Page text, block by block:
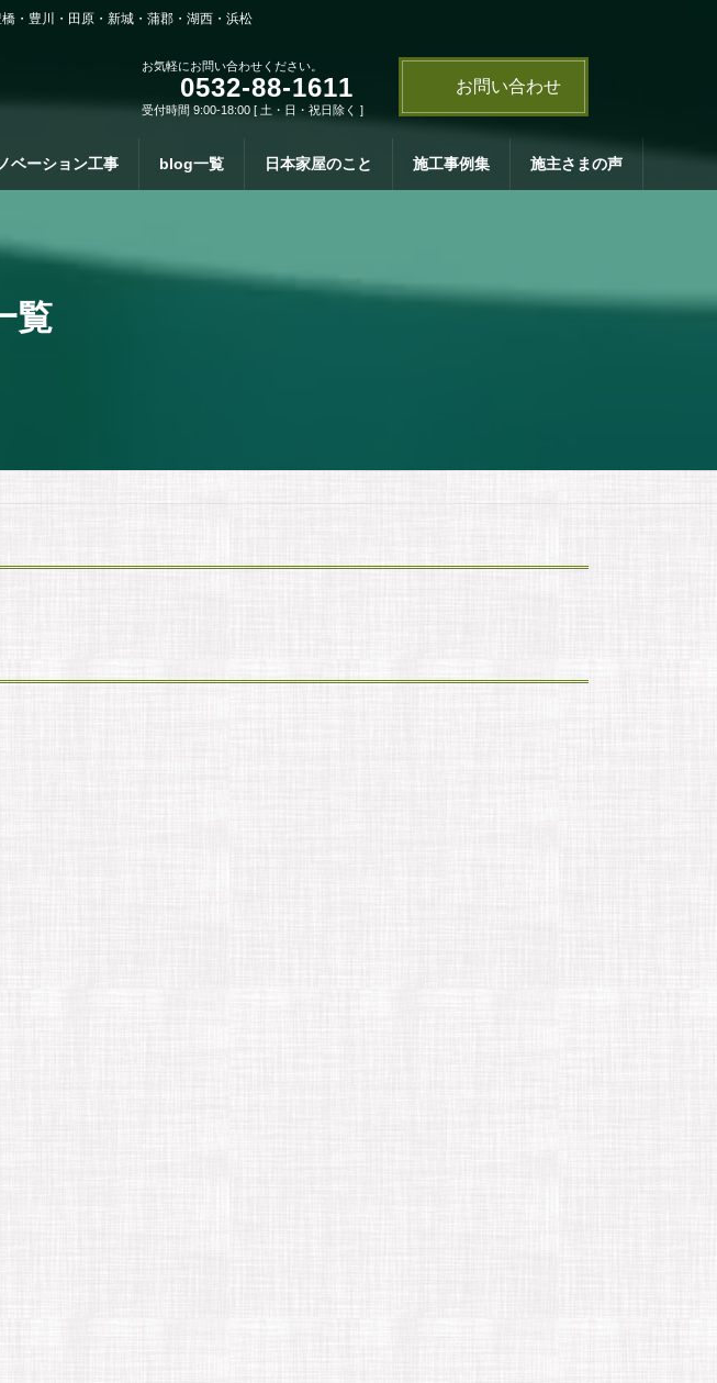
・豊川・田原・新城・蒲郡・湖西・浜松
お気軽にお問い合わせください。
0532-88-1611
受付時間 9:00-18:00 [ 土・日・祝日除く ]
お問い合わせ
ベーション工事 blog一覧 日本家屋のこと 施工事例集 施主さまの声
覧